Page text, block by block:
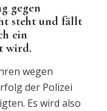
gegen
steht und fällt
ein
wird.
wegen
der Polizei
Es wird also